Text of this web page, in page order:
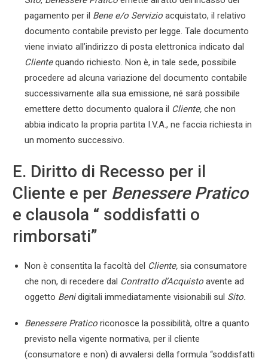
pagamento per il Bene e/o Servizio acquistato, il relativo
documento contabile previsto per legge. Tale documento
viene inviato all’indirizzo di posta elettronica indicato dal
Clientequando richiesto. Non è, in tale sede, possibile
procedere ad alcuna variazione del documento contabile
successivamente alla sua emissione, né sarà possibile
emettere detto documento qualora il Cliente, che non
abbia indicato la propria partita I.V.A., ne faccia richiesta in
un momento successivo.
E. Diritto di Recesso per il
Cliente e per Benessere Pratico
e clausola “ soddisfatti o
rimborsati”
Non è consentita la facoltà del Cliente, sia consumatore
che non, di recedere dal Contratto d’Acquisto avente ad
oggetto Benidigitali immediatamente visionabili sul Sito.
Benessere Pratico riconosce la possibilità, oltre a quanto
previsto nella vigente normativa, per il cliente
(consumatore e non) di avvalersi della formula “soddisfatti